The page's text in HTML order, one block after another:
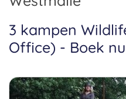
Italië
Beantwoord een paar korte
3 kampen
Office) - Boek